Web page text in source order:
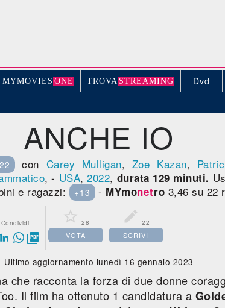
MYMOVIE S ONE TROVA STREAMING Dvd
ANCHE IO
con Carey Mulligan, Zoe Kazan,
, - USA,2022, durata 129 minuti.
e ragazzi: +13 - MYmonetro 3,46 su 22
Condividi

 28
VOTA
 22
SCRIVI
Ultimo aggiornamento lunedì 16 gennaio 2023
che racconta la forza di due donne
Il film ha ottenuto 1 candidatura a